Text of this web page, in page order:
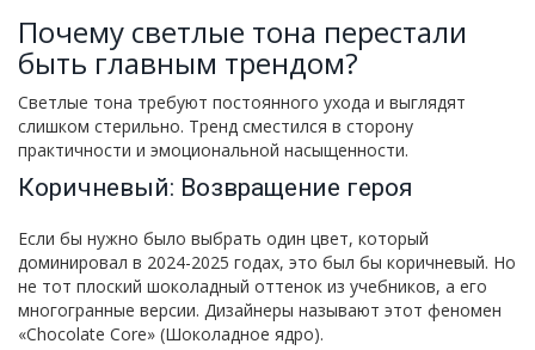
Почему светлые тона перестали
быть главным трендом?
Светлые тона требуют постоянного ухода и выглядят
слишком стерильно. Тренд сместился в сторону
практичности и эмоциональной насыщенности.
Коричневый: Возвращение героя
Если бы нужно было выбрать один цвет, который
доминировал в 2024-2025 годах, это был бы коричневый. Но
не тот плоский шоколадный оттенок из учебников, а его
многогранные версии. Дизайнеры называют этот феномен
«Chocolate Core» (Шоколадное ядро).